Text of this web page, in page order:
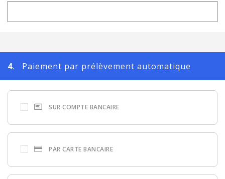
4. Paiement par prélèvement automatique
SUR COMPTE BANCAIRE
PAR CARTE BANCAIRE